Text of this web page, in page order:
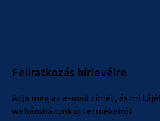
Feliratkozás hírlevélre
Adja meg az e-mail címét, és mi
webáruházunk új termékeiről.